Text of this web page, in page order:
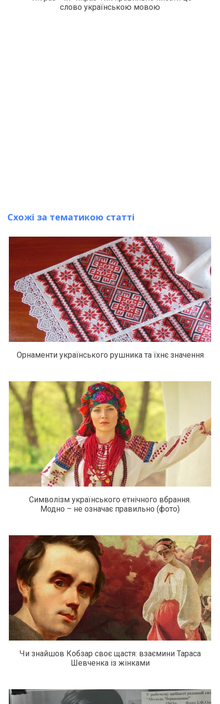
слово українською мовою
Схожі за тематикою статті
Орнаменти українського рушника та їхнє значення
Символізм українського етнічного вбрання.
Модно – не означає правильно (фото)
Чи знайшов Кобзар своє щастя: взаємини Тараса
Шевченка із жінками